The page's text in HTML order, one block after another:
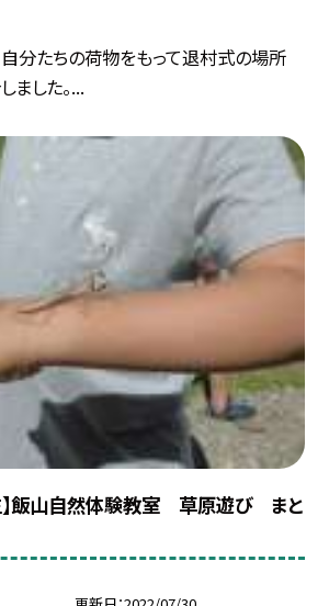
分たちの荷物をもって退村式の場所
ました。...
】飯山自然体験教室 草原遊び まと